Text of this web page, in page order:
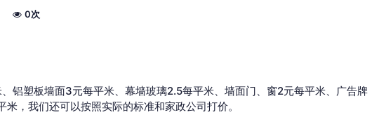
0次
铝塑板墙面3元每平米、幕墙玻璃2.5每平米、墙面门、窗2元每平米、广告牌
，我们还可以按照实际的标准和家政公司打价。